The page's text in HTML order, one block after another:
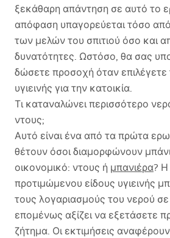
ξεκάθαρη απάντηση σε αυτό το
απόφαση υπαγορεύεται τόσο από
των μελών του σπιτιού όσο και
δυνατότητες. Ωστόσο, θα σας
δώσετε προσοχή όταν επιλέγετε
υγιεινής για την κατοικία.
Τι καταναλώνει περισσότερο
ντους;
Αυτό είναι ένα από τα πρώτα
θέτουν όσοι διαμορφώνουν
οικονομικό: ντους ή μπανιέρα? Η
προτιμώμενου είδους υγιεινής
τους λογαριασμούς του νερού
επομένως αξίζει να εξετάσετε
ζήτημα. Οι εκτιμήσεις